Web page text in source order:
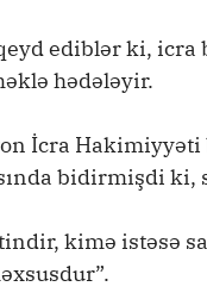
ediblər ki, icra
hədələyir.
İcra Hakimiyyəti
bidirmişdi ki,
kimə istəsə